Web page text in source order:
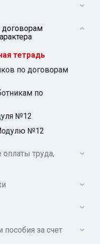
договорам
тетрадь
по договорам
по
№12
№12
труда,
за счет